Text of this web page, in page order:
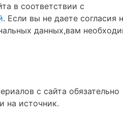
в соответствии с
. Если вы не даете согласия
данных,вам
с сайта обязательно
на источник.